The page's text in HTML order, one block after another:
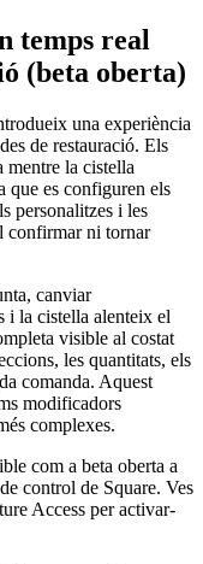
temps real
(beta oberta)
una experiència
de restauració. Els
mentre la cistella
que es configuren els
personalitzes i les
confirmar ni tornar
canviar
i la cistella alenteix el
visible al costat
les quantitats, els
comanda. Aquest
modificadors
complexes.
com a beta oberta a
control de Square. Ves
Access per activar-